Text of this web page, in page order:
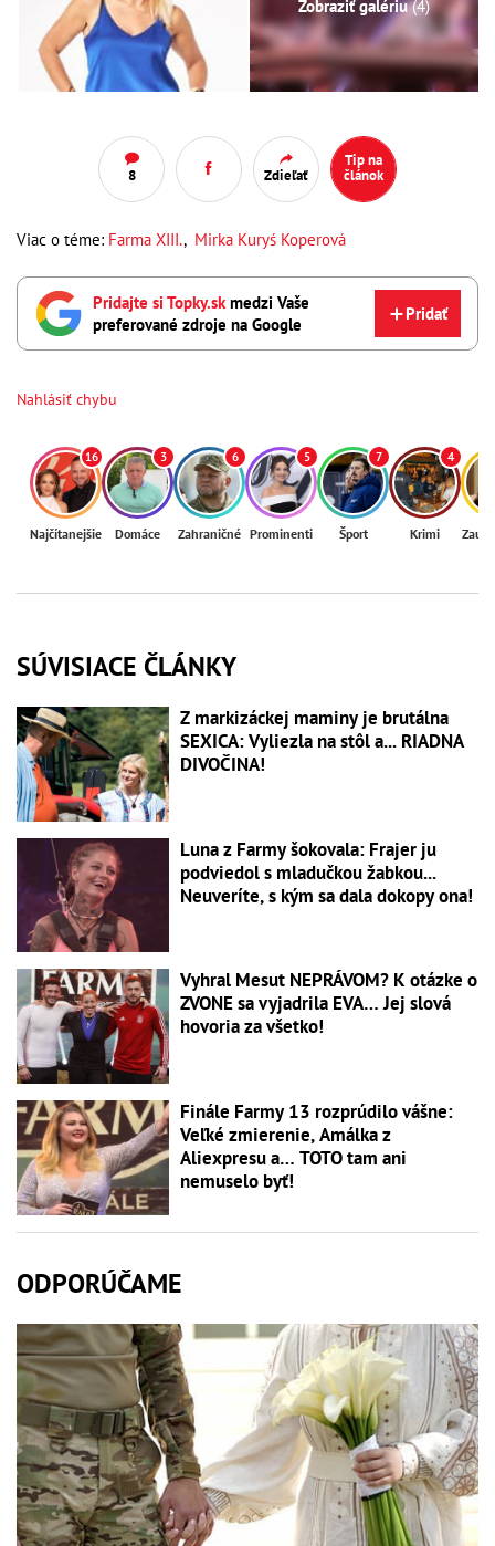
Zobraziť galériu(4)
8 Zdieľať
Tip na
článok
Viac o téme: Farma XIII., Mirka Kuryś Koperová
Pridajte si Topky.sk medzi Vaše
preferované zdroje na Google
Pridať
Nahlásiť chybu
16
Najčítanejšie
3
Domáce
6
Zahraničné
5
Prominenti
7
Šport
4
Krimi
SÚVISIACE ČLÁNKY
Z markizáckej maminy je brutálna
SEXICA: Vyliezla na stôl a... RIADNA
DIVOČINA!
Luna z Farmy šokovala: Frajer ju
podviedol s mladučkou žabkou...
Neuveríte, s kým sa dala dokopy ona!
Vyhral Mesut NEPRÁVOM? K otázke o
ZVONE sa vyjadrila EVA… Jej slová
hovoria za všetko!
Finále Farmy 13 rozprúdilo vášne:
Veľké zmierenie, Amálka z
Aliexpresu a… TOTO tam ani
nemuselo byť!
ODPORÚČAME